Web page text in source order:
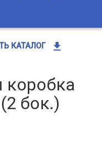
КАТАЛОГ get_app
коробка
бок.)